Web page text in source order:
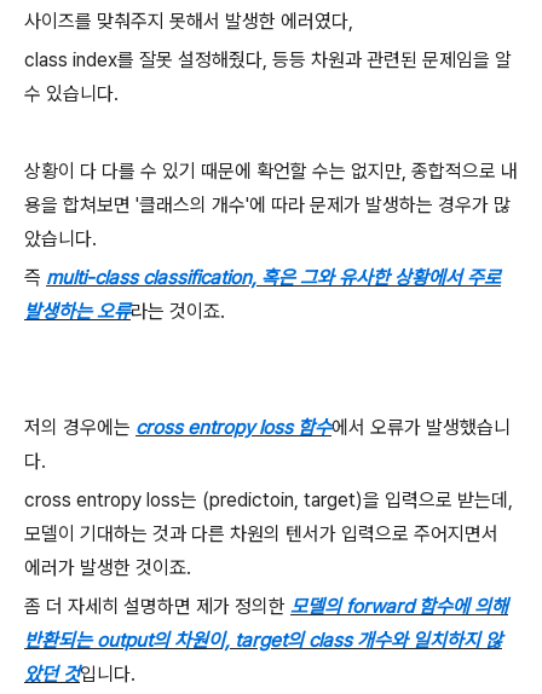
사이즈를 맞춰주지 못해서 발생한 에러였다,
class index를 잘못 설정해줬다, 등등 차원과 관련된 문제임을 알
수 있습니다.
상황이 다 다를 수 있기 때문에 확언할 수는 없지만, 종합적으로 내
용을 합쳐보면 '클래스의 개수'에 따라 문제가 발생하는 경우가 많
았습니다.
즉 multi-class classification, 혹은 그와 유사한 상황에서 주로
발생하는 오류라는 것이죠.
저의 경우에는 cross entropy loss 함수에서 오류가 발생했습니
다.
cross entropy loss는 (predictoin, target)을 입력으로 받는데,
모델이 기대하는 것과 다른 차원의 텐서가 입력으로 주어지면서
에러가 발생한 것이죠.
좀 더 자세히 설명하면 제가 정의한 모델의 forward 함수에 의해
반환되는 output의 차원이, target의 class 개수와 일치하지 않
았던 것입니다.